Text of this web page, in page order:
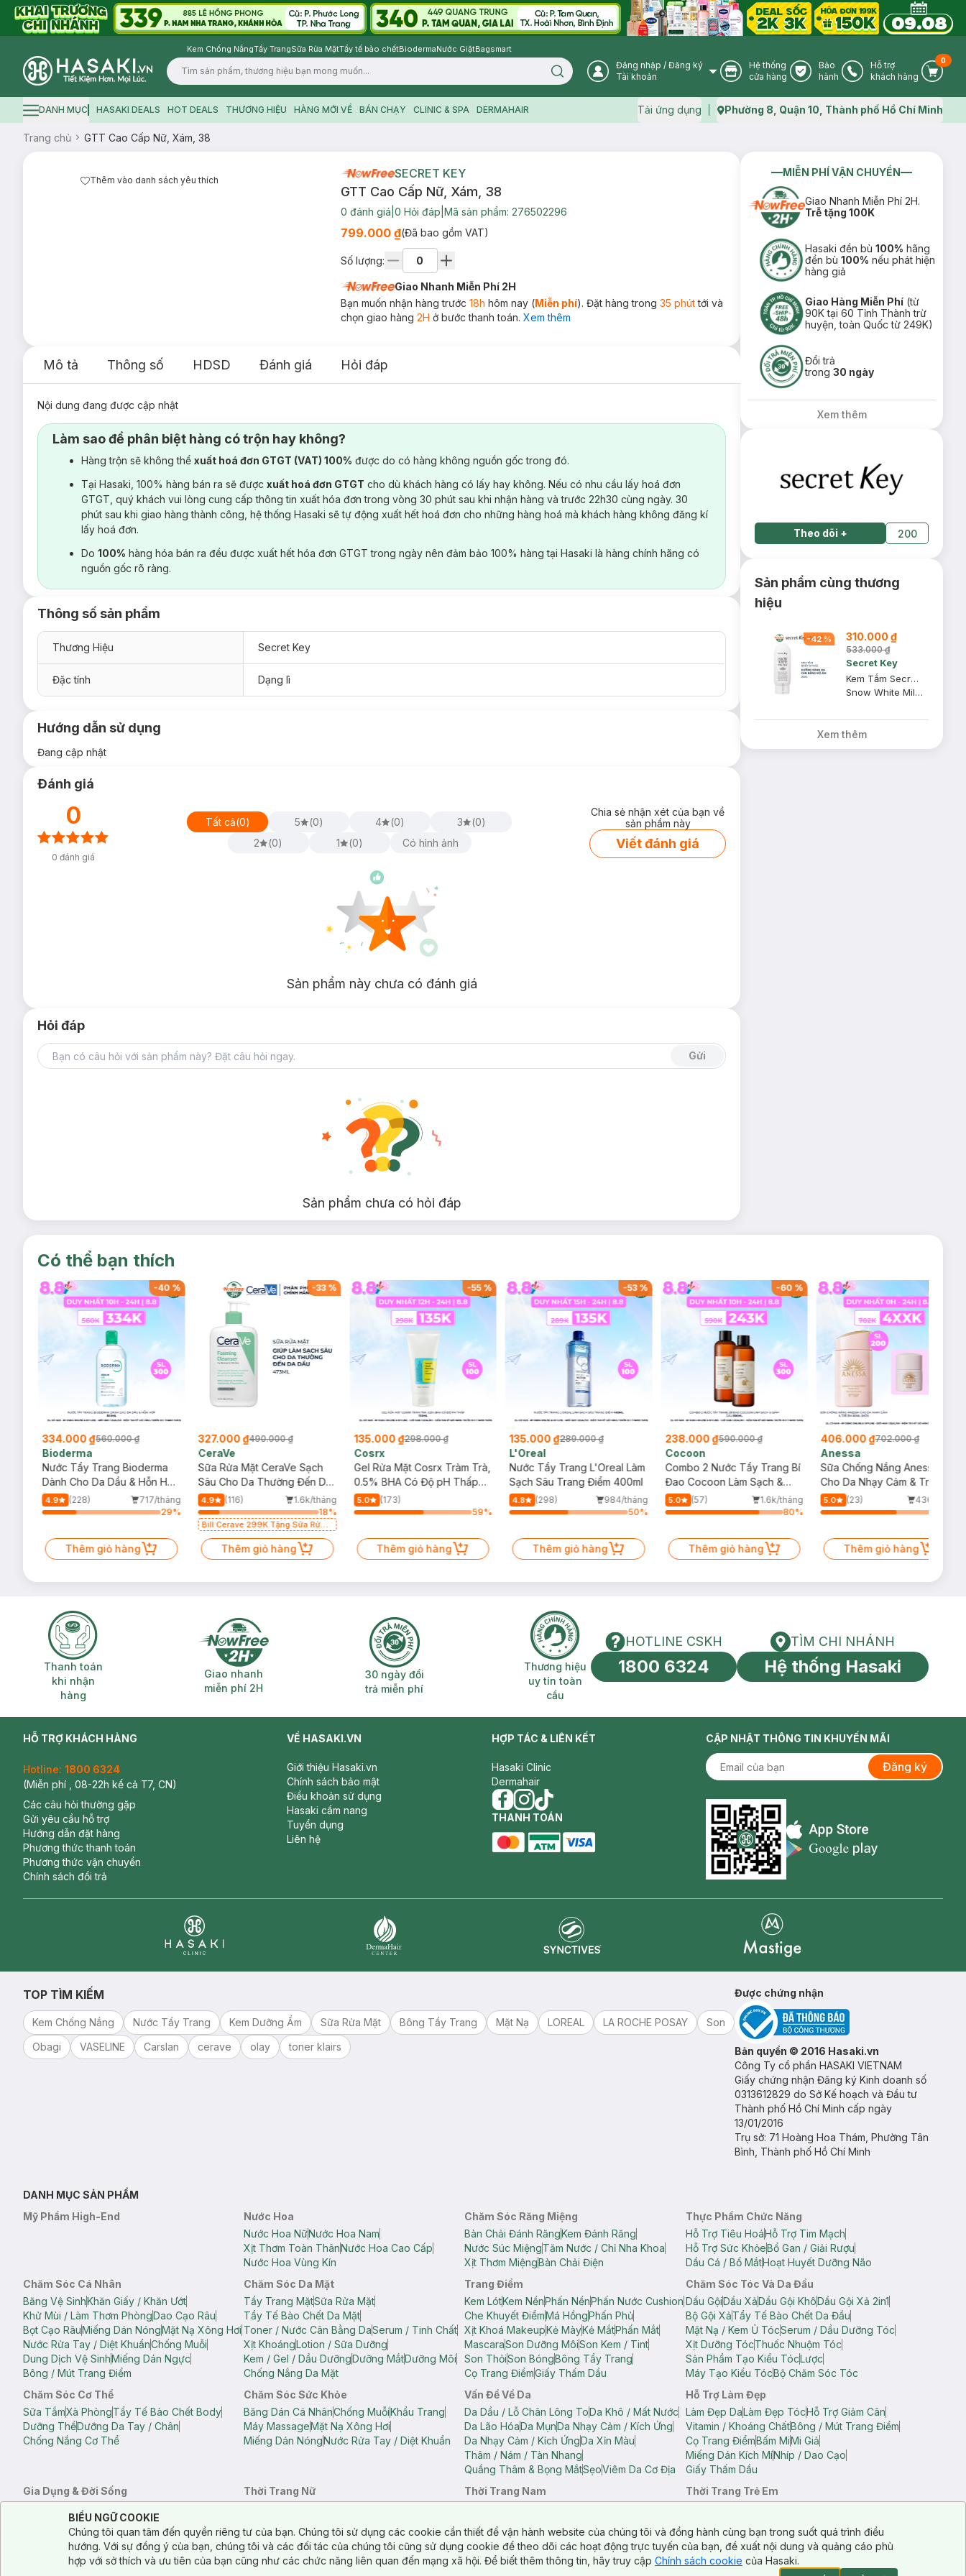
Kem Chống NắngTẩy TrangSữa Rửa MặtTẩy tế bào chếtBiodermaNước GiặtBagsmart
Logo
Search icon User Icon
Đăng nhập / Đăng ký
Tài khoản
Store Icon
Hệ thống
cửa hàng
Warranty Icon
Bảo
hành
Phone Icon
Hỗ trợ
khách hàng
Cart
0
Hamburger icon
DANH MỤC HASAKI DEALS HOT DEALS THƯƠNG HIỆU HÀNG MỚI VỀ BÁN CHẠY CLINIC & SPA DERMAHAIR Tải ứng dụng Map icon
Phường 8, Quận 10, Thành phố Hồ Chí Minh
Trang chủ GTT Cao Cấp Nữ, Xám, 38
Thêm vào danh sách yêu thích SECRET KEY
GTT Cao Cấp Nữ, Xám, 38
0 đánh giá 0 Hỏi đáp Mã sản phẩm: 276502296
799.000 ₫(Đã bao gồm VAT)
Số lượng:
Giao Nhanh Miễn Phí 2H
Bạn muốn nhận hàng trước 18h hôm nay (Miễn phí). Đặt hàng trong 35 phúttới và
chọn giao hàng 2H ở bước thanh toán. Xem thêm
Mô tả Thông số HDSD Đánh giá Hỏi đáp
Nội dung đang được cập nhật
Làm sao để phân biệt hàng có trộn hay không?
Hàng trộn sẽ không thể xuất hoá đơn GTGT (VAT) 100% được do có hàng không nguồn gốc trong đó.
Tại Hasaki, 100% hàng bán ra sẽ được xuất hoá đơn GTGT cho dù khách hàng có lấy hay không. Nếu có nhu cầu lấy hoá đơn
GTGT, quý khách vui lòng cung cấp thông tin xuất hóa đơn trong vòng 30 phút sau khi nhận hàng và trước 22h30 cùng ngày. 30
phút sau khi giao hàng thành công, hệ thống Hasaki sẽ tự động xuất hết hoá đơn cho những hàng hoá mà khách hàng không đăng kí
lấy hoá đơn.
Do 100% hàng hóa bán ra đều được xuất hết hóa đơn GTGT trong ngày nên đảm bảo 100% hàng tại Hasaki là hàng chính hãng có
nguồn gốc rõ ràng.
Thông số sản phẩm
Thương Hiệu Secret Key
Đặc tính Dạng lì
Hướng dẫn sử dụng
Đang cập nhật
Đánh giá
0
0 đánh giá
Tất cả(0) 5 (0) 4 (0) 3 (0)
2
(0) 1 (0) Có hình ảnh
Chia sẻ nhận xét của bạn về
sản phẩm này
Viết đánh giá
Sản phẩm này chưa có đánh giá
Hỏi đáp
Gửi
Sản phẩm chưa có hỏi đáp
MIỄN PHÍ VẬN CHUYỂN
Giao Nhanh Miễn Phí 2H.
Trễ tặng 100K
Hasaki đền bù100% hãng
đền bù100% nếu phát hiện
hàng giả
Giao Hàng Miễn Phí (từ
90K tại 60 Tỉnh Thành trừ
huyện, toàn Quốc từ 249K)
Đổi trả
trong30 ngày
Xem thêm
Theo dõi + 200
Sản phẩm cùng thương
hiệu
-42% 310.000 ₫
533.000 ₫
Secret Key
Kem Tắm Secret Key Dưỡng Sáng Da Mặt Và Cơ Thể 200g
Snow White Milky Pack
Xem thêm
Có thể bạn thích
-40 %
334.000 ₫560.000 ₫
Bioderma
Nước Tẩy Trang Bioderma
Dành Cho Da Dầu & Hỗn Hợp
500ml
4.9 (228)
717/tháng
29%
Thêm giỏ hàng
-33%
327.000 ₫490.000 ₫
CeraVe
Sữa Rửa Mặt CeraVe Sạch
Sâu Cho Da Thường Đến Da
Dầu 473ml
4.9 (116)
1.6k/tháng
18%
Bill Cerave 299K Tặng Sữa Rửa
Thêm giỏ hàng
-55%
135.000 ₫298.000 ₫
Cosrx
Gel Rửa Mặt Cosrx Tràm Trà,
0.5% BHA Có Độ pH Thấp
150ml
5.0
(173)
59%
Thêm giỏ hàng
-53%
135.000 ₫289.000 ₫
L'Oreal
Nước Tẩy Trang L'Oreal Làm
Sạch Sâu Trang Điểm 400ml
4.8 (298)
984/tháng
50%
Thêm giỏ hàng
-60 %
238.000 ₫590.000 ₫
Cocoon
Combo 2 Nước Tẩy Trang Bí
Đao Cocoon Làm Sạch &
Giảm Dầu 500ml
5.0 (57)
1.6k/tháng
80%
Thêm giỏ hàng
406.000 ₫702.000 ₫
Anessa
Sữa Chống Nắng Anessa
Cho Da Nhạy Cảm & Trẻ Em
60ml (Mới)
5.0 (23)
436/tháng
Thêm giỏ hàng
Thanh toán khi nhận hàng
Thanh toán
khi nhận
hàng
Giao nhanh miễn phí 2H
Giao nhanh
miễn phí 2H
30 ngày đổi trả miễn phí
30 ngày đổi
trả miễn phí
Thương hiệu uy tín toàn cầu
Thương hiệu
uy tín toàn
cầu
HOTLINE CSKH
HOTLINE CSKH
1800 6324
Tìm chi nhánh
TÌM CHI NHÁNH
Hệ thống Hasaki
HỖ TRỢ KHÁCH HÀNG
Hotline: 1800 6324
(Miễn phí , 08-22h kể cả T7, CN)
Các câu hỏi thường gặp
Gửi yêu cầu hỗ trợ
Hướng dẫn đặt hàng
Phương thức thanh toán
Phương thức vận chuyển
Chính sách đổi trả
VỀ HASAKI.VN
Giới thiệu Hasaki.vn
Chính sách bảo mật
Điều khoản sử dụng
Hasaki cẩm nang
Tuyển dụng
Liên hệ
HỢP TÁC & LIÊN KẾT
Hasaki Clinic
Dermahair
facebook
instagram
tiktok
THANH TOÁN
CẬP NHẬT THÔNG TIN KHUYẾN MÃI
Đăng ký
Appstore icon
TOP TÌM KIẾM
Kem Chống Nắng Nước Tẩy Trang Kem Dưỡng Ẩm Sữa Rửa Mặt Bông Tẩy Trang Mặt Nạ LOREAL LA ROCHE POSAY
Son
Obagi
VASELINE Carslan cerave olay toner klairs
Được chứng nhận
Bản quyền © 2016 Hasaki.vn
Công Ty cổ phần HASAKI VIETNAM
Giấy chứng nhận Đăng ký Kinh doanh số
0313612829 do Sở Kế hoạch và Đầu tư
Thành phố Hồ Chí Minh cấp ngày
13/01/2016
Trụ sở: 71 Hoàng Hoa Thám, Phường Tân
Bình, Thành phố Hồ Chí Minh
DANH MỤC SẢN PHẨM
Mỹ Phẩm High-End
Nước Hoa
Nước Hoa NữNước Hoa Nam
Xịt Thơm Toàn ThânNước Hoa Cao Cấp
Nước Hoa Vùng Kín
Chăm Sóc Răng Miệng
Bàn Chải Đánh RăngKem Đánh Răng
Nước Súc MiệngTăm Nước / Chỉ Nha Khoa
Xịt Thơm MiệngBàn Chải Điện
Thực Phẩm Chức Năng
Hỗ Trợ Tiêu HoáHỗ Trợ Tim Mạch
Hỗ Trợ Sức KhỏeBổ Gan / Giải Rượu
Dầu Cá / Bổ MắtHoạt Huyết Dưỡng Não
Chăm Sóc Cá Nhân
Băng Vệ SinhKhăn Giấy / Khăn Ướt
Khử Mùi / Làm Thơm PhòngDao Cạo Râu
Bọt Cạo RâuMiếng Dán NóngMặt Nạ Xông Hơi
Nước Rửa Tay / Diệt KhuẩnChống Muỗi
Dung Dịch Vệ SinhMiếng Dán Ngực
Bông / Mút Trang Điểm
Chăm Sóc Da Mặt
Tẩy Trang MặtSữa Rửa Mặt
Tẩy Tế Bào Chết Da Mặt
Toner / Nước Cân Bằng DaSerum / Tinh Chất
Xịt KhoángLotion / Sữa Dưỡng
Kem / Gel / Dầu DưỡngDưỡng MắtDưỡng Môi
Chống Nắng Da Mặt
Trang Điểm
Kem LótKem NềnPhấn NềnPhấn Nước Cushion
Che Khuyết ĐiểmMá HồngPhấn Phủ
Xịt Khoá MakeupKẻ MàyKẻ MắtPhấn Mắt
MascaraSon Dưỡng MôiSon Kem / Tint
Son ThỏiSon BóngBông Tẩy Trang
Cọ Trang ĐiểmGiấy Thấm Dầu
Chăm Sóc Tóc Và Da Đầu
Dầu GộiDầu XảDầu Gội KhôDầu Gội Xả 2in1
Bộ Gội XảTẩy Tế Bào Chết Da Đầu
Mặt Nạ / Kem Ủ TócSerum / Dầu Dưỡng Tóc
Xịt Dưỡng TócThuốc Nhuộm Tóc
Sản Phẩm Tạo Kiểu TócLược
Máy Tạo Kiểu TócBộ Chăm Sóc Tóc
Chăm Sóc Cơ Thể
Sữa TắmXà PhòngTẩy Tế Bào Chết Body
Dưỡng ThểDưỡng Da Tay / Chân
Chống Nắng Cơ Thể
Chăm Sóc Sức Khỏe
Băng Dán Cá NhânChống MuỗiKhẩu Trang
Máy MassageMặt Nạ Xông Hơi
Miếng Dán NóngNước Rửa Tay / Diệt Khuẩn
Vấn Đề Về Da
Da Dầu / Lỗ Chân Lông ToDa Khô / Mất Nước
Da Lão HóaDa MụnDa Nhạy Cảm / Kích Ứng
Da Nhạy Cảm / Kích ỨngDa Xỉn Màu
Thâm / Nám / Tàn Nhang
Quầng Thâm & Bọng MắtSẹoViêm Da Cơ Địa
Hỗ Trợ Làm Đẹp
Làm Đẹp DaLàm Đẹp TócHỗ Trợ Giảm Cân
Vitamin / Khoáng ChấtBông / Mút Trang Điểm
Cọ Trang ĐiểmBấm MiMi Giả
Miếng Dán Kích MíNhíp / Dao Cạo
Giấy Thấm Dầu
Gia Dụng & Đời Sống
Bông Tắm / Phụ Kiện Tắm
Phụ Kiện Điện Thoại Quạt Cầm Tay / Quạt Mini
Khử Mùi / Làm Thơm PhòngNước GiặtNước Xả
Thời Trang Nữ
Quần Lót NữQuần Short Nữ
Thời Trang Nam
Thời Trang Trẻ Em
Túi Xách
Cookie Consent
Notice about cookies usage
BIỂU NGỮ COOKIE
Chúng tôi quan tâm đến quyền riêng tư của bạn. Chúng tôi sử dụng các cookie cần thiết để vận hành website của chúng tôi và đồng hành cùng bạn trong suốt quá trình điều
hướng. Với sự đồng ý của bạn, chúng tôi và các đối tác của chúng tôi cũng sử dụng cookie để theo dõi các hoạt động trực tuyến của bạn, đề xuất nội dung và quảng cáo phù
hợp với sở thích và ưu tiên của bạn cũng như các chức năng liên quan đến mạng xã hội. Để biết thêm thông tin, hãy truy cập Chính sách cookie của Hasaki.